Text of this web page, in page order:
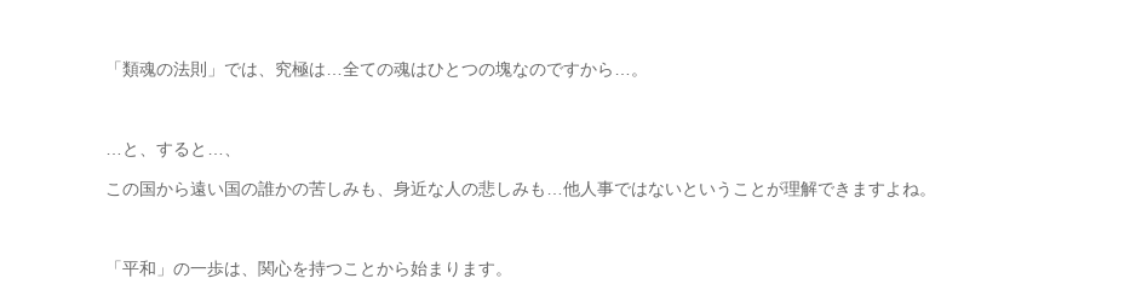
「類魂の法則」では、究極は…全ての魂はひとつの塊なのですから…。
…と、すると…、
この国から遠い国の誰かの苦しみも、身近な人の悲しみも…他人事ではないということが理解できますよね。
「平和」の一歩は、関心を持つことから始まります。